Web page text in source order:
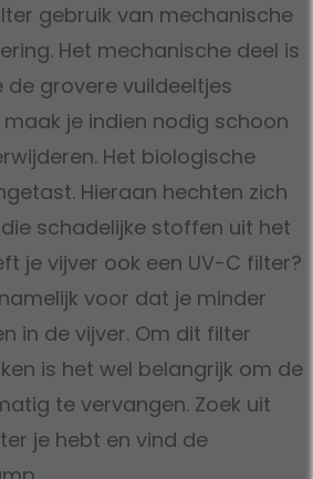
gebruik van mechanische
Het mechanische deel is
de grovere vuildeeltjes
je indien nodig schoon
Het biologische
Hieraan hechten zich
schadelijke stoffen uit het
je vijver ook een UV-C filter?
voor dat je minder
in de vijver. Om dit filter
is het wel belangrijk om de
te vervangen. Zoek uit
je hebt en vind de